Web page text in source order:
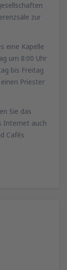
zur
eine Kapelle
um 8:00 Uhr
bis Freitag
Priester
Sie das
Internet auch
Cafés